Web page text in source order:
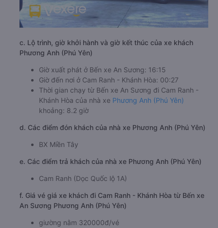
c. Lộ trình, giờ khởi hành và giờ kết thúc của xe khách
Phương Anh (Phú Yên)
Giờ xuất phát ở Bến xe An Sương: 16:15
Giờ đến nơi ở Cam Ranh - Khánh Hòa: 00:27
Thời gian chạy từ Bến xe An Sương đi Cam Ranh -
Khánh Hòa của nhà xe Phương Anh (Phú Yên)
khoảng: 8.2 giờ
d. Các điểm đón khách của nhà xe Phương Anh (Phú Yên)
BX Miền Tây
e. Các điểm trả khách của nhà xe Phương Anh (Phú Yên)
Cam Ranh (Dọc Quốc lộ 1A)
f. Giá vé giá xe khách đi Cam Ranh - Khánh Hòa từ Bến xe
An Sương Phương Anh (Phú Yên)
giường nằm 320000đ/vé